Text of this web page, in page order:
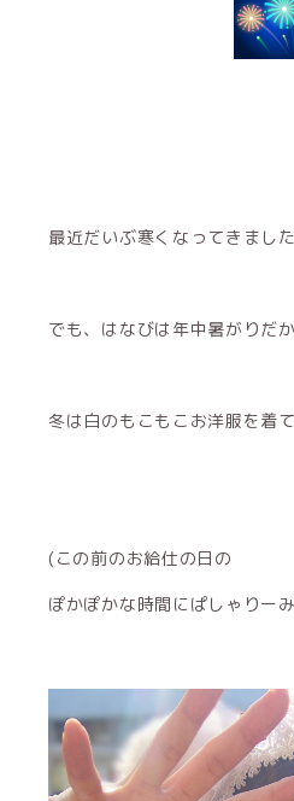
最近だいぶ寒くなってきまし
でも、はなびは年中暑がりだ
冬は白のもこもこお洋服を着
(この前のお給仕の日の
ぽかぽかな時間にぱしゃりー